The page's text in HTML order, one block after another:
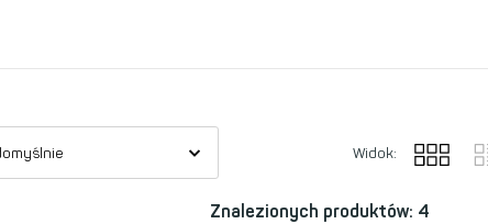
Widok:
Znalezionych produktów: 4